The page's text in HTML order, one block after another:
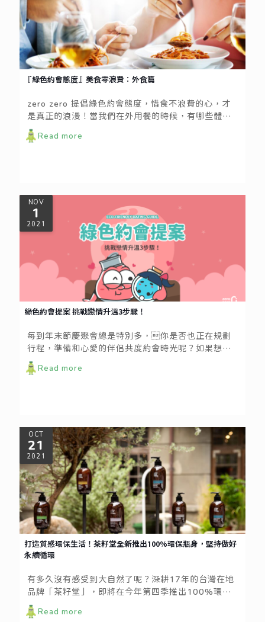
『綠色約會態度』美食零浪費：外食篇
zero zero 提倡綠色約會態度，惜食不浪費的心，才
是真正的浪漫！當我們在外用餐的時候，有哪些體貼
的環節，能讓甜蜜氣氛更加分、又兼顧不浪費的心意
呢？一起來看看以下的綠色約會小撇步：
Read more
NOV
1
2021
綠色約會提案​ 挑戰戀情升溫3步驟！
每到年末節慶聚會總是特別多，你是否也正在規劃
行程，準備和心愛的伴侶共度約會時光呢？如果想來
點不一樣的浪漫提案，不妨參考以下的好點子，不僅
浪漫，更兼具體貼地球的心；讓兩人的甜蜜時光，和
Read more
OCT
21
2021
打造質感環保生活！茶籽堂全新推出100%環保瓶身，堅持做好
永續循環
有多久沒有感受到大自然了呢？深耕17年的台灣在地
品牌「茶籽堂」，即將在今年第四季推出100%環保
瓶身，以全新風貌與大家見面喔！即日起至10/24在
松菸登場「大地癒所」品牌年度特展，親臨現場感受
Read more